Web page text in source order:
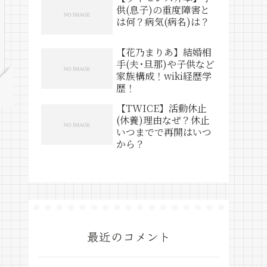
供(息子)の重度障害と
は何？病気(病名)は？
【花乃まりあ】結婚相
手(夫･旦那)や子供など
家族構成！wiki経歴学
歴！
【TWICE】活動休止
(休養)理由なぜ？休止
いつまでで再開はいつ
から？
最近のコメント